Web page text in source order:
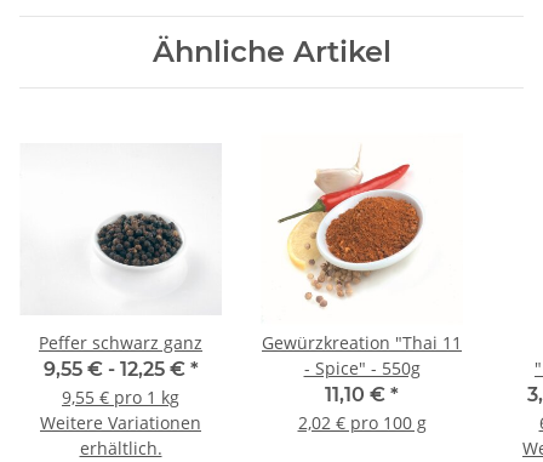
Ähnliche Artikel
Peffer schwarz ganz
9,55 € - 12,25 € *
9,55 € pro 1 kg
Weitere Variationen
erhältlich.
Gewürzkreation "Thai 11
- Spice" - 550g
11,10 € *
2,02 € pro 100 g